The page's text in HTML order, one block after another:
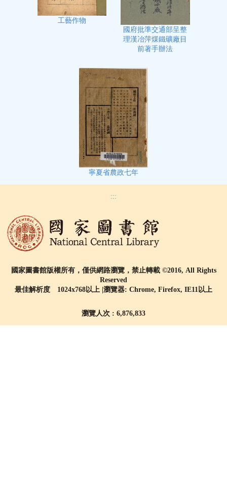
工藝作物
國府批準交通部呈整
理漢冶萍煤鐵礦廠目
前著手辦法
寧夏省農政七年
:::
國家圖書館版權所有，僅供網路瀏覽，禁止轉載 ©2016, All Rights
Reserved
最佳解析度 1024x768以上 |瀏覽器: Chrome, Firefox, IE11以上
瀏覽人次 : 6,876,833